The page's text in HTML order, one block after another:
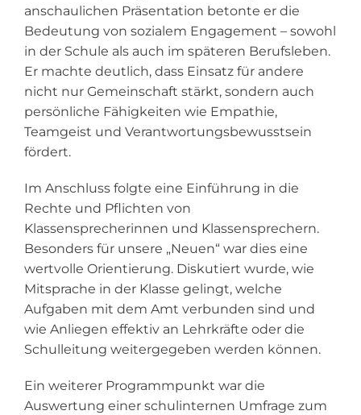
anschaulichen Präsentation betonte er die
Bedeutung von sozialem Engagement – sowohl
in der Schule als auch im späteren Berufsleben.
Er machte deutlich, dass Einsatz für andere
nicht nur Gemeinschaft stärkt, sondern auch
persönliche Fähigkeiten wie Empathie,
Teamgeist und Verantwortungsbewusstsein
fördert.
Im Anschluss folgte eine Einführung in die
Rechte und Pflichten von
Klassensprecherinnen und Klassensprechern.
Besonders für unsere „Neuen“ war dies eine
wertvolle Orientierung. Diskutiert wurde, wie
Mitsprache in der Klasse gelingt, welche
Aufgaben mit dem Amt verbunden sind und
wie Anliegen effektiv an Lehrkräfte oder die
Schulleitung weitergegeben werden können.
Ein weiterer Programmpunkt war die
Auswertung einer schulinternen Umfrage zum